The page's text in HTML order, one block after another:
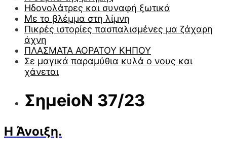
Ηδονολάτρες και συναφή ξωτικά
Με το βλέμμα στη λίμνη
Πικρές ιστορίες πασπαλισμένες μα ζάχαρη
άχνη
ΠΛΑΣΜΑΤΑ ΑΟΡΑΤΟΥ ΚΗΠΟΥ
Σε μαγικά παραμύθια κυλά ο νους και
χάνεται
ΣημeioN 37/23
Η Άνοιξη.